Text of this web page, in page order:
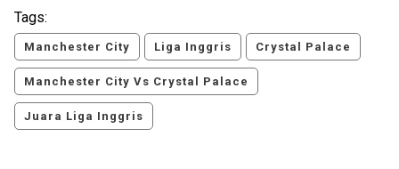
Tags:
Manchester City Liga Inggris Crystal Palace
Manchester City Vs Crystal Palace
Juara Liga Inggris